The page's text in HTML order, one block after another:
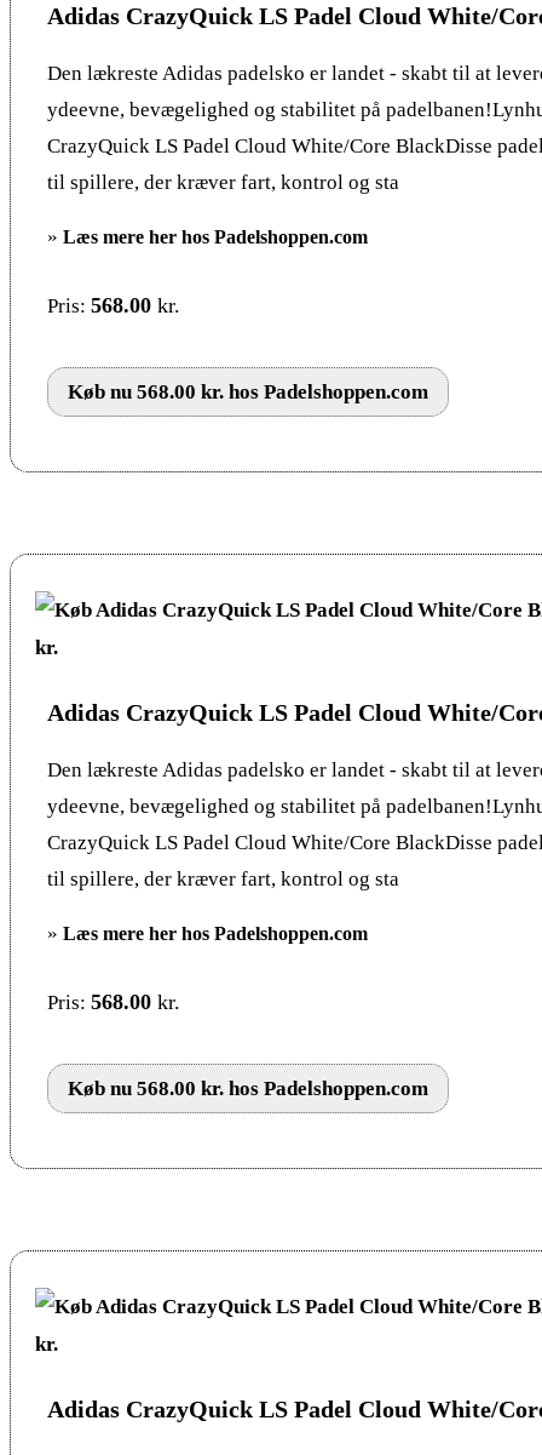
Adidas CrazyQuick LS Padel Cloud White/
Den lækreste Adidas padelsko er landet - skabt til at
ydeevne, bevægelighed og stabilitet på
CrazyQuick LS Padel Cloud White/Core BlackDisse
til spillere, der kræver fart, kontrol og sta
» Læs mere her hos Padelshoppen.com
Pris: 568.00 kr.
Køb nu 568.00 kr. hos Padelshoppen.com
Adidas CrazyQuick LS Padel Cloud White/
Den lækreste Adidas padelsko er landet - skabt til at
ydeevne, bevægelighed og stabilitet på
CrazyQuick LS Padel Cloud White/Core BlackDisse
til spillere, der kræver fart, kontrol og sta
» Læs mere her hos Padelshoppen.com
Pris: 568.00 kr.
Køb nu 568.00 kr. hos Padelshoppen.com
Adidas CrazyQuick LS Padel Cloud White/